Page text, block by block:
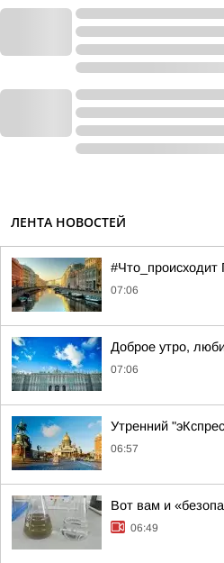
ЛЕНТА НОВОСТЕЙ
#Что_происходит
07:06
Доброе утро,
07:06
Утренний
06:57
Вот вам и
06:49